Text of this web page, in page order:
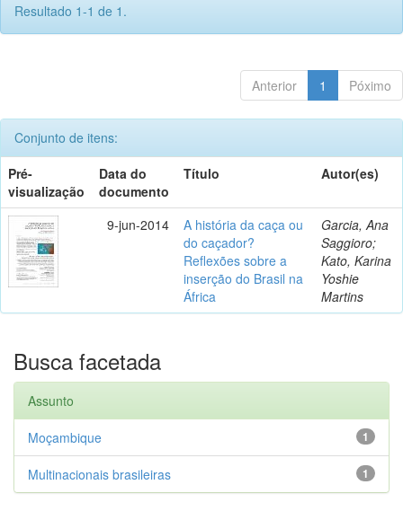
Resultado 1-1 de 1.
Anterior 1 Póximo
Conjunto de itens:
Pré-
visualização
Data do
documento
Título Autor(es)
9-jun-2014
A história da caça ou
do caçador?
Reflexões sobre a
inserção do Brasil na
África
Garcia, Ana
Saggioro;
Kato, Karina
Yoshie
Martins
Busca facetada
Assunto
1
Moçambique
1
Multinacionais brasileiras